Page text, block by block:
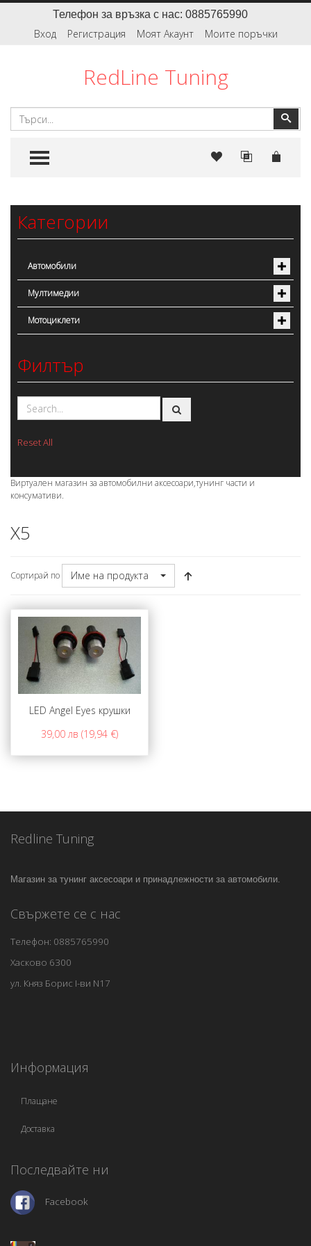
Телефон за връзка с нас: 0885765990
Вход Регистрация Моят Акаунт Моите поръчки
RedLine Tuning
TOGGLE MENU
Категории
Автомобили
Мултимедии
Мотоциклети
Филтър
Reset All
Виртуален магазин за автомобилни аксесоари,тунинг части и
консумативи.
X5
Сортирай по Име на продукта
LED Angel Eyes крушки
39,00 лв (19,94 €)
Redline Tuning
Магазин за тунинг аксесоари и принадлежности за автомобили.
Свържете се с нас
Телефон: 0885765990
Хасково 6300
ул. Княз Борис I-ви N17
Информация
Плащане
Доставка
Последвайте ни
Facebook